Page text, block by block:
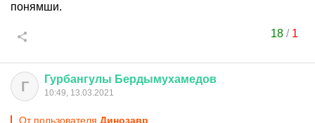
понямши.
18 / 1
Г Гурбангулы Бердымухамедов
10:49, 13.03.2021
От пользователя Динозавp